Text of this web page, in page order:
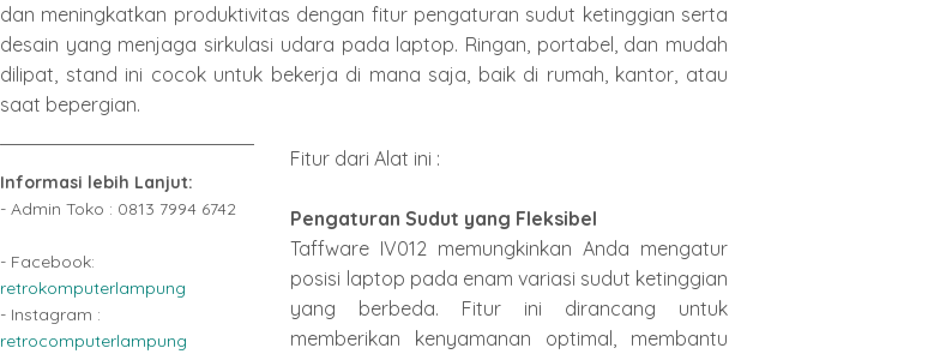
dan meningkatkan produktivitas dengan fitur pengaturan sudut ketinggian serta
desain yang menjaga sirkulasi udara pada laptop. Ringan, portabel, dan mudah
dilipat, stand ini cocok untuk bekerja di mana saja, baik di rumah, kantor, atau
saat bepergian.
Fitur dari Alat ini :
Pengaturan Sudut yang Fleksibel
Taffware IV012 memungkinkan Anda mengatur
posisi laptop pada enam variasi sudut ketinggian
yang berbeda. Fitur ini dirancang untuk
memberikan kenyamanan optimal, membantu
Informasi lebih Lanjut:
- Admin Toko : 0813 7994 6742
- Facebook:
retrokomputerlampung
- Instagram :
retrocomputerlampung